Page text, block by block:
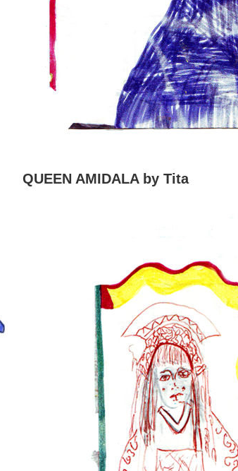
QUEEN AMIDALA by Tita